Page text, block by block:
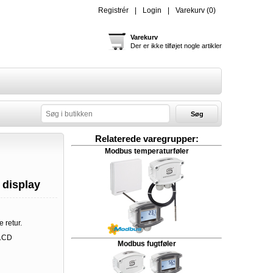
Registrér Login Varekurv (0)
Varekurv
Der er ikke tilføjet nogle artikler
Søg
display
retur.
Relaterede varegrupper:
Modbus temperaturføler
Modbus fugtføler